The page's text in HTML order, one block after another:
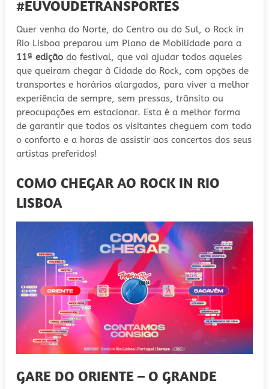
#EUVOUDETRANSPORTES
Quer venha do Norte, do Centro ou do Sul, o Rock in
Rio Lisboa preparou um Plano de Mobilidade para a
11ª edição do festival, que vai ajudar todos aqueles
que queiram chegar à Cidade do Rock, com opções de
transportes e horários alargados, para viver a melhor
experiência de sempre, sem pressas, trânsito ou
preocupações em estacionar. Esta é a melhor forma
de garantir que todos os visitantes cheguem com todo
o conforto e a horas de assistir aos concertos dos seus
artistas preferidos!
COMO CHEGAR AO ROCK IN RIO
LISBOA
GARE DO ORIENTE – O GRANDE